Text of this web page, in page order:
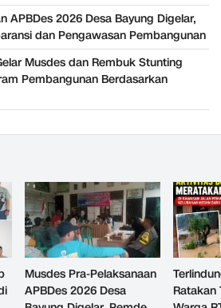
APBDes 2026 Desa Bayung Digelar,
dan Pengawasan Pembangunan
Musdes dan Rembuk Stunting
Pembangunan Berdasarkan
Musdes Pra-Pelaksanaan
APBDes 2026 Desa
Ratakan